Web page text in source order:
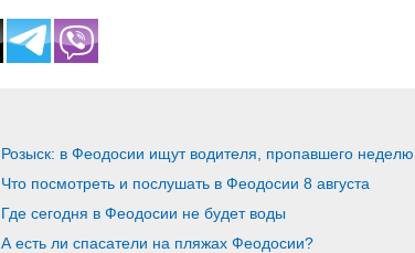
Розыск: в Феодосии ищут водителя, пропавшего неделю
Что посмотреть и послушать в Феодосии 8 августа
Где сегодня в Феодосии не будет воды
А есть ли спасатели на пляжах Феодосии?